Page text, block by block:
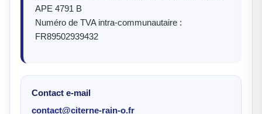
APE 4791 B
Numéro de TVA intra-communautaire :
FR89502939432
Contact e-mail
contact@citerne-rain-o.fr